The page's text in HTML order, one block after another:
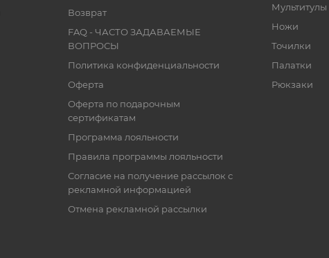
Возврат
FAQ - ЧАСТО ЗАДАВАЕМЫЕ
ВОПРОСЫ
Политика конфиденциальности
Оферта
Оферта по подарочным
сертификатам
Программа лояльности
Правила программы лояльности
Согласие на получение рассылок с
рекламной информацией
Отмена рекламной рассылки
Мультитулы
Ножи
Точилки
Палатки
Рюкзаки